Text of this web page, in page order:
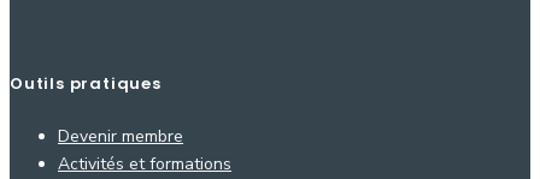
Outils pratiques
Devenir membre
Activités et formations